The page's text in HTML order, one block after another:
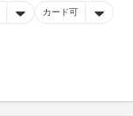
カード可